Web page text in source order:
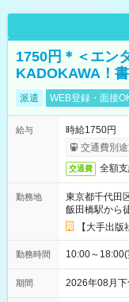
1750円＊＜エン
KADOKAWA！
派遣 WEB登録・面接
給与
時給1750円
交通費別
交通費 全額
勤務地
東京都千代田
飯田橋駅から
【大手出
勤務時間 10:00～
期間 2026年08月